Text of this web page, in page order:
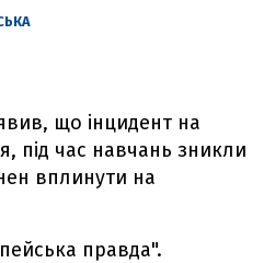
що інцидент на
під час навчань зникли
вплинути на
правда".